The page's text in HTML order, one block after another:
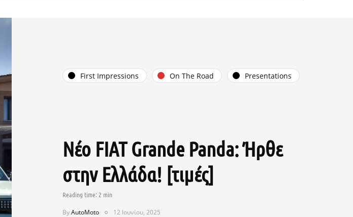
First Impressions On The Road Presentations
Νέο FIAT Grande Panda: Ήρθε
στην Ελλάδα! [τιμές]
ByAutoMoto 12 Ιουνίου, 2025